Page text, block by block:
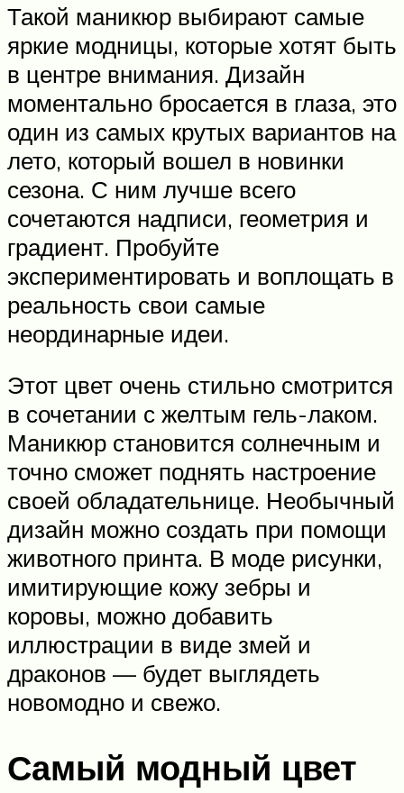
Такой маникюр выбирают самые
яркие модницы, которые хотят быть
в центре внимания. Дизайн
моментально бросается в глаза, это
один из самых крутых вариантов на
лето, который вошел в новинки
сезона. С ним лучше всего
сочетаются надписи, геометрия и
градиент. Пробуйте
экспериментировать и воплощать в
реальность свои самые
неординарные идеи.
Этот цвет очень стильно смотрится
в сочетании с желтым гель-лаком.
Маникюр становится солнечным и
точно сможет поднять настроение
своей обладательнице. Необычный
дизайн можно создать при помощи
животного принта. В моде рисунки,
имитирующие кожу зебры и
коровы, можно добавить
иллюстрации в виде змей и
драконов — будет выглядеть
новомодно и свежо.
Самый модный цвет